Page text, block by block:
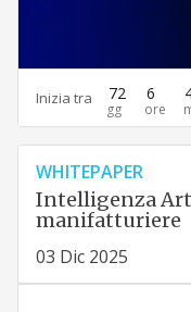
Inizia tra 72 6
WHITEPAPER
Intelligenza
manifatturiere
03 Dic 2025